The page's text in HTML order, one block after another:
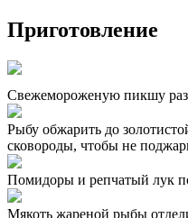
Приготовление
Свежемороженую пикшу
Рыбу обжарить до
сковороды, чтобы не
Помидоры и репчатый лук
Мякоть жареной рыбы